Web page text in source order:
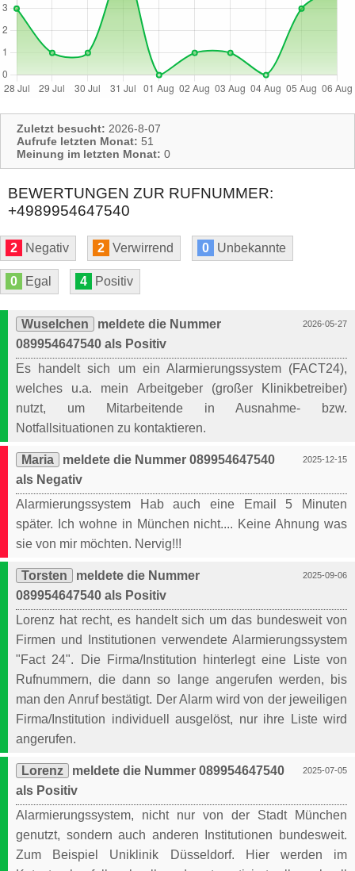
Zuletzt besucht: 2026-8-07
Aufrufe letzten Monat: 51
Meinung im letzten Monat: 0
BEWERTUNGEN ZUR RUFNUMMER:
+4989954647540
2 Negativ 2 Verwirrend 0 Unbekannte
0 Egal 4 Positiv
2026-05-27
Wuselchen
meldete die Nummer
089954647540 als Positiv
Es handelt sich um ein Alarmierungssystem (FACT24),
welches u.a. mein Arbeitgeber (großer Klinikbetreiber)
nutzt, um Mitarbeitende in Ausnahme- bzw.
Notfallsituationen zu kontaktieren.
2025-12-15
Maria
meldete die Nummer 089954647540
als Negativ
Alarmierungssystem Hab auch eine Email 5 Minuten
später. Ich wohne in München nicht.... Keine Ahnung was
sie von mir möchten. Nervig!!!
2025-09-06
Torsten
meldete die Nummer
089954647540 als Positiv
Lorenz hat recht, es handelt sich um das bundesweit von
Firmen und Institutionen verwendete Alarmierungssystem
"Fact 24". Die Firma/Institution hinterlegt eine Liste von
Rufnummern, die dann so lange angerufen werden, bis
man den Anruf bestätigt. Der Alarm wird von der jeweiligen
Firma/Institution individuell ausgelöst, nur ihre Liste wird
angerufen.
2025-07-05
Lorenz
meldete die Nummer 089954647540
als Positiv
Alarmierungssystem, nicht nur von der Stadt München
genutzt, sondern auch anderen Institutionen bundesweit.
Zum Beispiel Uniklinik Düsseldorf. Hier werden im